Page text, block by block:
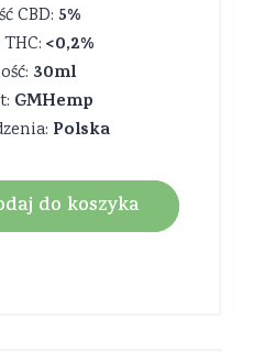
CBD: 5%
<0,2%
30ml
GMHemp
Polska
do koszyka